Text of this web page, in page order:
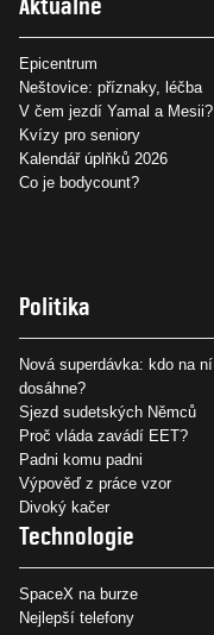
Epicentrum
Neštovice: příznaky, léčba
V čem jezdí Yamal a Mesii?
Kvízy pro seniory
Kalendář úplňků 2026
Co je bodycount?
Politika
Nová superdávka: kdo na ní
dosáhne?
Sjezd sudetských Němců
Proč vláda zavádí EET?
Padni komu padni
Výpověď z práce vzor
Divoký kačer
Technologie
SpaceX na burze
Nejlepší telefony